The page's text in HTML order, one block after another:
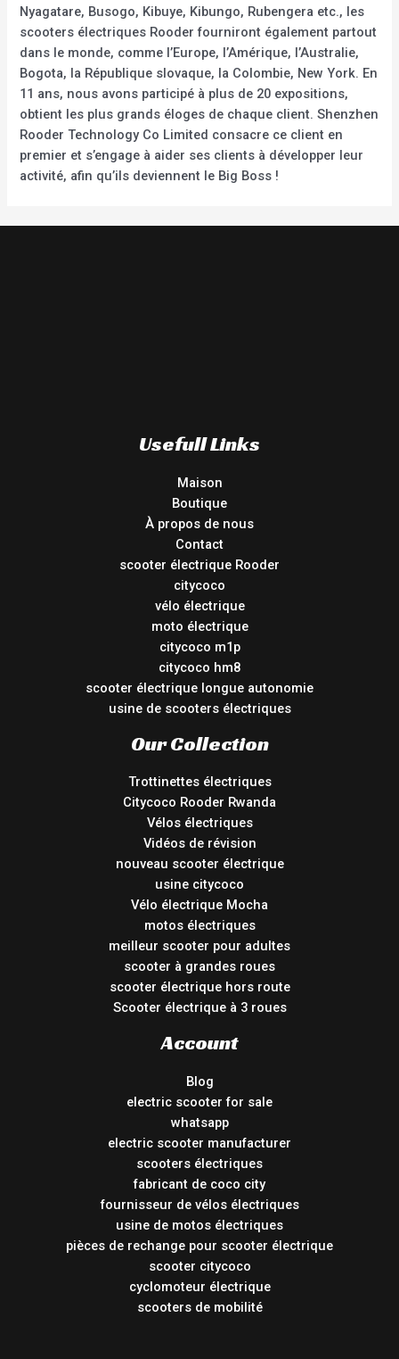
Nyagatare, Busogo, Kibuye, Kibungo, Rubengera etc., les
scooters électriques Rooder fourniront également partout
dans le monde, comme l’Europe, l’Amérique, l’Australie,
Bogota, la République slovaque, la Colombie, New York. En
11 ans, nous avons participé à plus de 20 expositions,
obtient les plus grands éloges de chaque client. Shenzhen
Rooder Technology Co Limited consacre ce client en
premier et s’engage à aider ses clients à développer leur
activité, afin qu’ils deviennent le Big Boss !
Usefull Links
Maison
Boutique
À propos de nous
Contact
scooter électrique Rooder
citycoco
vélo électrique
moto électrique
citycoco m1p
citycoco hm8
scooter électrique longue autonomie
usine de scooters électriques
Our Collection
Trottinettes électriques
Citycoco Rooder Rwanda
Vélos électriques
Vidéos de révision
nouveau scooter électrique
usine citycoco
Vélo électrique Mocha
motos électriques
meilleur scooter pour adultes
scooter à grandes roues
scooter électrique hors route
Scooter électrique à 3 roues
Account
Blog
electric scooter for sale
whatsapp
electric scooter manufacturer
scooters électriques
fabricant de coco city
fournisseur de vélos électriques
usine de motos électriques
pièces de rechange pour scooter électrique
scooter citycoco
cyclomoteur électrique
scooters de mobilité